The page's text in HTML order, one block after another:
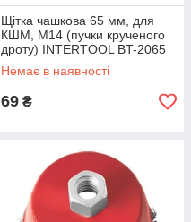
Щітка чашкова 65 мм, для
КШМ, М14 (пучки крученого
дроту) INTERTOOL BT-2065
Немає в наявності
69 ₴